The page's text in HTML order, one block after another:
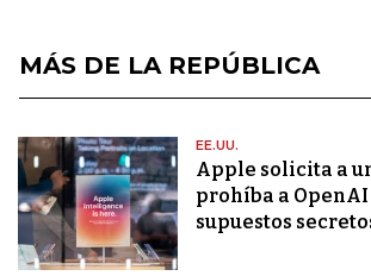
MÁS DE LA REPÚBLICA
EE.UU.
Apple solicita a
prohíba a OpenAI
supuestos